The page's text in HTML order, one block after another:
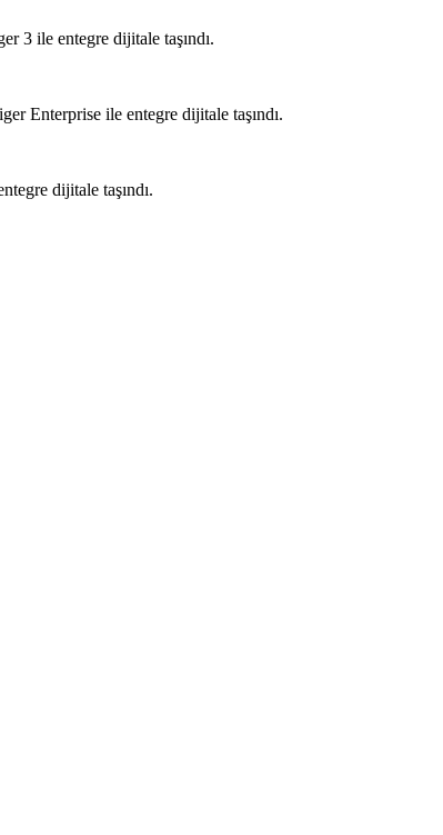
3 ile entegre dijitale taşındı.
Enterprise ile entegre dijitale taşındı.
dijitale taşındı.